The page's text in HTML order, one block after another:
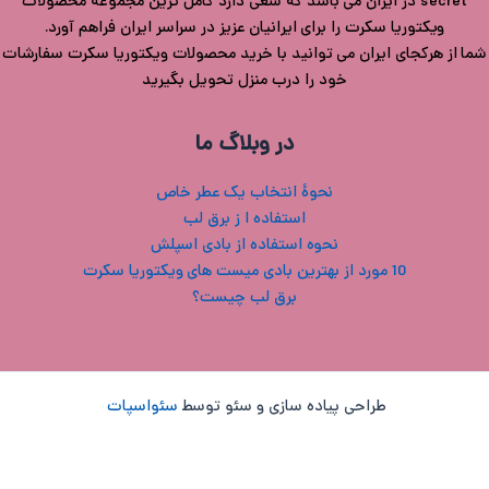
ویکتوریا سکرت را برای ایرانیان عزیز در سراسر ایران فراهم آورد.
شما از هرکجای ایران می توانید با خرید محصولات ویکتوریا سکرت سفارشات
خود را درب منزل تحویل بگیرید
در وبلاگ ما
نحوۀ انتخاب یک عطر خاص
استفاده ا ز برق لب
نحوه استفاده از بادی اسپلش
10 مورد از بهترین بادی میست های ویکتوریا سکرت
برق لب چیست؟
طراحی پیاده سازی و سئو توسط سئواسپات